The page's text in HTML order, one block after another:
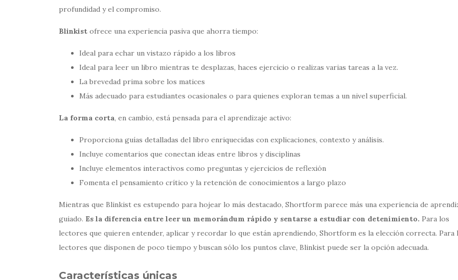
profundidad y el compromiso.
Blinkistofrece una experiencia pasiva que ahorra tiempo:
Ideal para echar un vistazo rápido a los libros
Ideal para leer un libro mientras te desplazas, haces ejercicio o realizas varias tareas a la vez.
La brevedad prima sobre los matices
Más adecuado para estudiantes ocasionales o para quienes exploran temas a un nivel superficial.
La forma corta, en cambio, está pensada para el aprendizaje activo:
Proporciona guías detalladas del libro enriquecidas con explicaciones, contexto y análisis.
Incluye comentarios que conectan ideas entre libros y disciplinas
Incluye elementos interactivos como preguntas y ejercicios de reflexión
Fomenta el pensamiento crítico y la retención de conocimientos a largo plazo
Mientras que Blinkist es estupendo para hojear lo más destacado, Shortform parece más una experiencia de
guiado. Es la diferencia entre leer un memorándum rápido y sentarse a estudiar con detenimiento. Para los
lectores que quieren entender, aplicar y recordar lo que están aprendiendo, Shortform es la elección correcta. Para
lectores que disponen de poco tiempo y buscan sólo los puntos clave, Blinkist puede ser la opción adecuada.
Características únicas